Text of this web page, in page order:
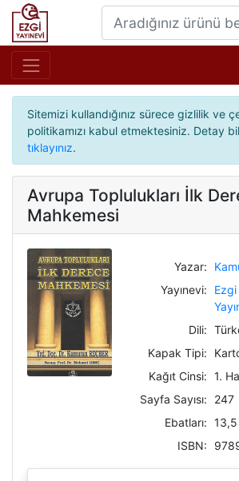
Sitemizi kullandığınız sürece gizlilik ve
politikamızı kabul etmektesiniz. Detay
tıklayınız.
Avrupa Toplulukları İlk
Mahkemesi
Yazar:
Yayınevi:
Dili:
Kapak Tipi:
Kağıt Cinsi: 1.
Sayfa Sayısı:
247
Ebatları:
ISBN: